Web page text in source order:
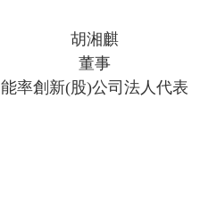
胡湘麒
董事
能率創新(股)公司法人代表